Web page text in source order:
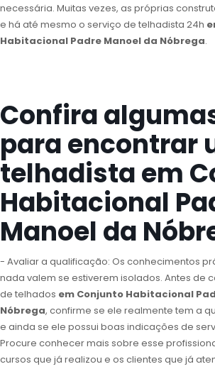
necessária. Muitas vezes, as próprias
e há até mesmo o serviço de telhadista 24h
Habitacional Padre Manoel da Nóbrega.
Confira
para encontrar
telhadista em
Habitacional
Manoel da
- Avaliar a qualificação: Os conhecimentos
nada valem se estiverem isolados. Antes de
de telhados em Conjunto Habitacional
Nóbrega, confirme se ele realmente tem a
e ainda se ele possui boas indicações de
Procure conhecer mais sobre esse
cursos que já realizou e os clientes que já